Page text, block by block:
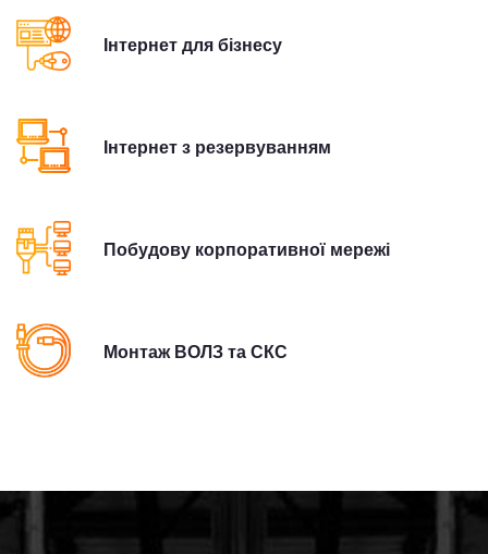
Інтернет для бізнесу
Інтернет з резервуванням
Побудову корпоративної мережі
Монтаж ВОЛЗ та СКС